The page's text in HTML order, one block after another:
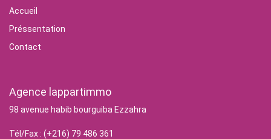
Accueil
Préssentation
Contact
Agence lappartimmo
98 avenue habib bourguiba Ezzahra
Tél/Fax : (+216) 79 486 361